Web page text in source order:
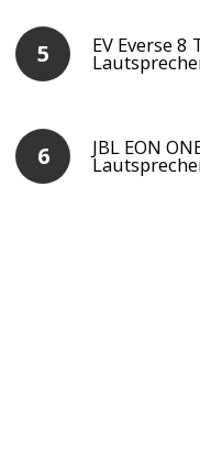
EV Everse
JBL EON